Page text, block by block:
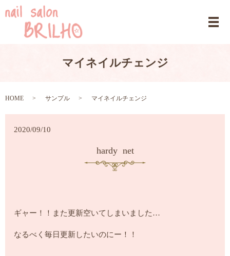
マイネイルチェンジ
HOME サンプル マイネイルチェンジ
2020/09/10
hardy net
ギャー！！また更新空いてしまいました…
なるべく毎日更新したいのにー！！